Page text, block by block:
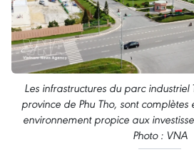
Les infrastructures du parc
province de Phu Tho, sont
environnement propice aux
Photo : VNA